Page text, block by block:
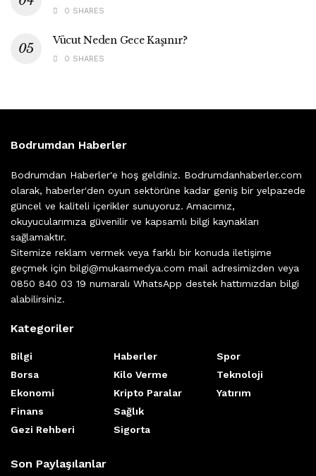
0 SHARES
Vücut Neden Gece Kaşınır?
0 SHARES
Bodrumdan Haberler
Bodrumdan Haberler'e hoş geldiniz. Bodrumdanhaberler.com
olarak, haberler'den oyun sektörüne kadar geniş bir yelpazede
güncel ve kaliteli içerikler sunuyoruz. Amacımız,
okuyucularımıza güvenilir ve kapsamlı bilgi kaynakları
sağlamaktır.
Sitemize reklam vermek veya farklı bir konuda iletişime
geçmek için bilgi@mukasmedya.com mail adresimizden veya
0850 840 03 19 numaralı WhatsApp destek hattımızdan bilgi
alabilirsiniz.
Kategoriler
Bilgi
Borsa
Ekonomi
Finans
Gezi Rehberi
Haberler
Kilo Verme
Kripto Paralar
Sağlık
Sigorta
Spor
Teknoloji
Yatırım
Son Paylaşılanlar